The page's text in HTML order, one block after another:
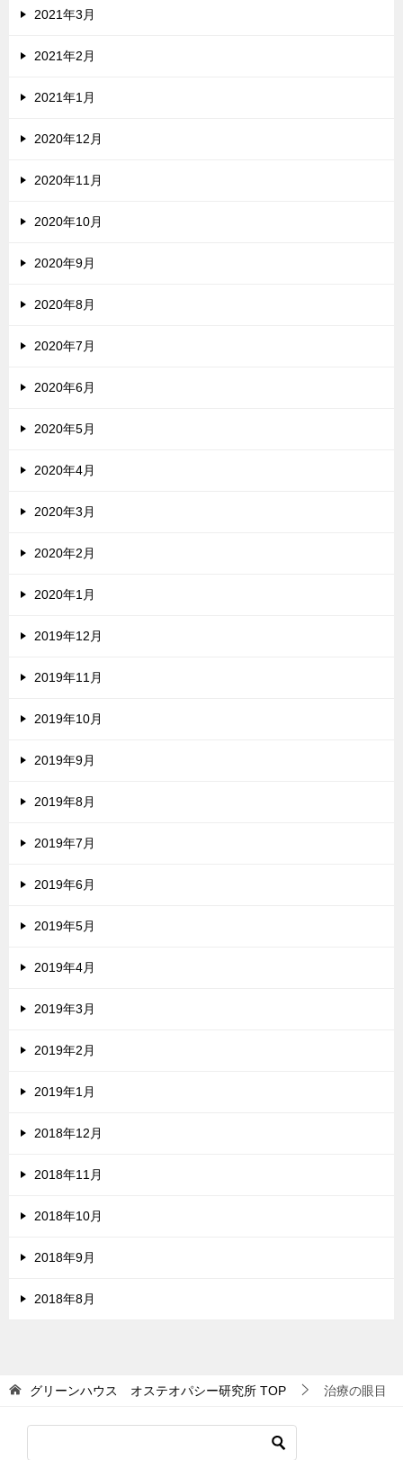
2021年3月
2021年2月
2021年1月
2020年12月
2020年11月
2020年10月
2020年9月
2020年8月
2020年7月
2020年6月
2020年5月
2020年4月
2020年3月
2020年2月
2020年1月
2019年12月
2019年11月
2019年10月
2019年9月
2019年8月
2019年7月
2019年6月
2019年5月
2019年4月
2019年3月
2019年2月
2019年1月
2018年12月
2018年11月
2018年10月
2018年9月
2018年8月
グリーンハウス オステオパシー研究所 TOP 治療の眼目